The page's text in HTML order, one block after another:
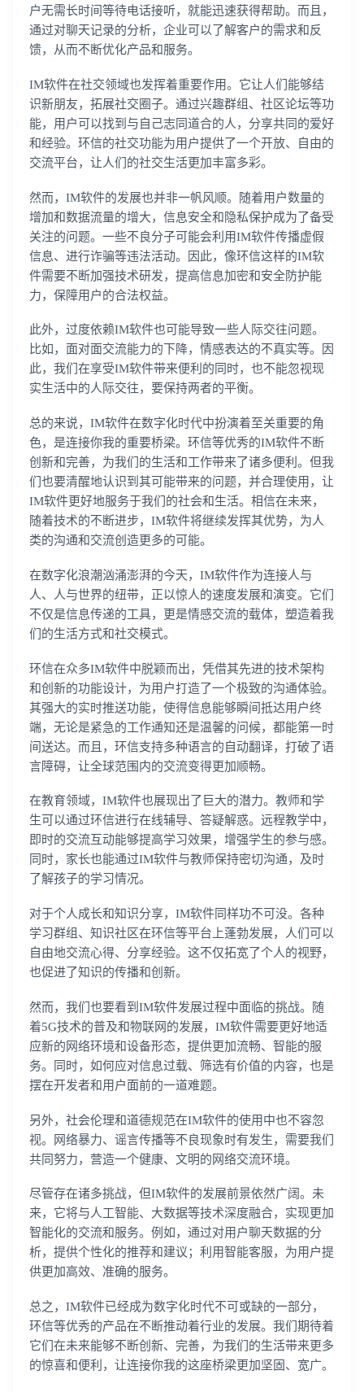
户无需长时间等待电话接听，就能迅速获得帮助。而且，
通过对聊天记录的分析，企业可以了解客户的需求和反
馈，从而不断优化产品和服务。
IM软件在社交领域也发挥着重要作用。它让人们能够结
识新朋友，拓展社交圈子。通过兴趣群组、社区论坛等功
能，用户可以找到与自己志同道合的人，分享共同的爱好
和经验。环信的社交功能为用户提供了一个开放、自由的
交流平台，让人们的社交生活更加丰富多彩。
然而，IM软件的发展也并非一帆风顺。随着用户数量的
增加和数据流量的增大，信息安全和隐私保护成为了备受
关注的问题。一些不良分子可能会利用IM软件传播虚假
信息、进行诈骗等违法活动。因此，像环信这样的IM软
件需要不断加强技术研发，提高信息加密和安全防护能
力，保障用户的合法权益。
此外，过度依赖IM软件也可能导致一些人际交往问题。
比如，面对面交流能力的下降，情感表达的不真实等。因
此，我们在享受IM软件带来便利的同时，也不能忽视现
实生活中的人际交往，要保持两者的平衡。
总的来说，IM软件在数字化时代中扮演着至关重要的角
色，是连接你我的重要桥梁。环信等优秀的IM软件不断
创新和完善，为我们的生活和工作带来了诸多便利。但我
们也要清醒地认识到其可能带来的问题，并合理使用，让
IM软件更好地服务于我们的社会和生活。相信在未来，
随着技术的不断进步，IM软件将继续发挥其优势，为人
类的沟通和交流创造更多的可能。
在数字化浪潮汹涌澎湃的今天，IM软件作为连接人与
人、人与世界的纽带，正以惊人的速度发展和演变。它们
不仅是信息传递的工具，更是情感交流的载体，塑造着我
们的生活方式和社交模式。
环信在众多IM软件中脱颖而出，凭借其先进的技术架构
和创新的功能设计，为用户打造了一个极致的沟通体验。
其强大的实时推送功能，使得信息能够瞬间抵达用户终
端，无论是紧急的工作通知还是温馨的问候，都能第一时
间送达。而且，环信支持多种语言的自动翻译，打破了语
言障碍，让全球范围内的交流变得更加顺畅。
在教育领域，IM软件也展现出了巨大的潜力。教师和学
生可以通过环信进行在线辅导、答疑解惑。远程教学中，
即时的交流互动能够提高学习效果，增强学生的参与感。
同时，家长也能通过IM软件与教师保持密切沟通，及时
了解孩子的学习情况。
对于个人成长和知识分享，IM软件同样功不可没。各种
学习群组、知识社区在环信等平台上蓬勃发展，人们可以
自由地交流心得、分享经验。这不仅拓宽了个人的视野，
也促进了知识的传播和创新。
然而，我们也要看到IM软件发展过程中面临的挑战。随
着5G技术的普及和物联网的发展，IM软件需要更好地适
应新的网络环境和设备形态，提供更加流畅、智能的服
务。同时，如何应对信息过载、筛选有价值的内容，也是
摆在开发者和用户面前的一道难题。
另外，社会伦理和道德规范在IM软件的使用中也不容忽
视。网络暴力、谣言传播等不良现象时有发生，需要我们
共同努力，营造一个健康、文明的网络交流环境。
尽管存在诸多挑战，但IM软件的发展前景依然广阔。未
来，它将与人工智能、大数据等技术深度融合，实现更加
智能化的交流和服务。例如，通过对用户聊天数据的分
析，提供个性化的推荐和建议；利用智能客服，为用户提
供更加高效、准确的服务。
总之，IM软件已经成为数字化时代不可或缺的一部分，
环信等优秀的产品在不断推动着行业的发展。我们期待着
它们在未来能够不断创新、完善，为我们的生活带来更多
的惊喜和便利，让连接你我的这座桥梁更加坚固、宽广。
我已阅读并同意通讯云服务条款 和通讯云隐私政策
提交
不了，谢谢
登录客服云